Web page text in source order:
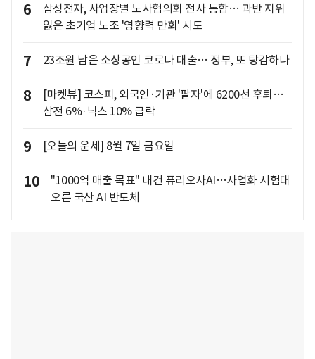
6
삼성전자, 사업장별 노사협의회 전사 통합… 과반 지위
잃은 초기업 노조 '영향력 만회' 시도
7 23조원 남은 소상공인 코로나 대출… 정부, 또 탕감하나
8
[마켓뷰] 코스피, 외국인·기관 '팔자'에 6200선 후퇴…
삼전 6%·닉스 10% 급락
9 [오늘의 운세] 8월 7일 금요일
10
"1000억 매출 목표" 내건 퓨리오사AI…사업화 시험대
오른 국산 AI 반도체